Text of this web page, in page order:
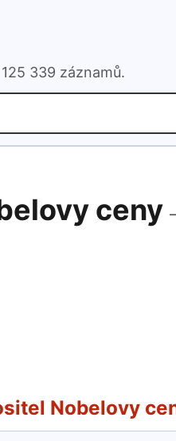
339 záznamů.
ceny
Nobelovy